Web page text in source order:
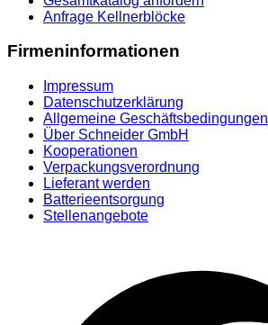
Anfrage Kellnerblöcke
Firmeninformationen
Impressum
Datenschutzerklärung
Allgemeine Geschäftsbedingungen
Über Schneider GmbH
Kooperationen
Verpackungsverordnung
Lieferant werden
Batterieentsorgung
Stellenangebote